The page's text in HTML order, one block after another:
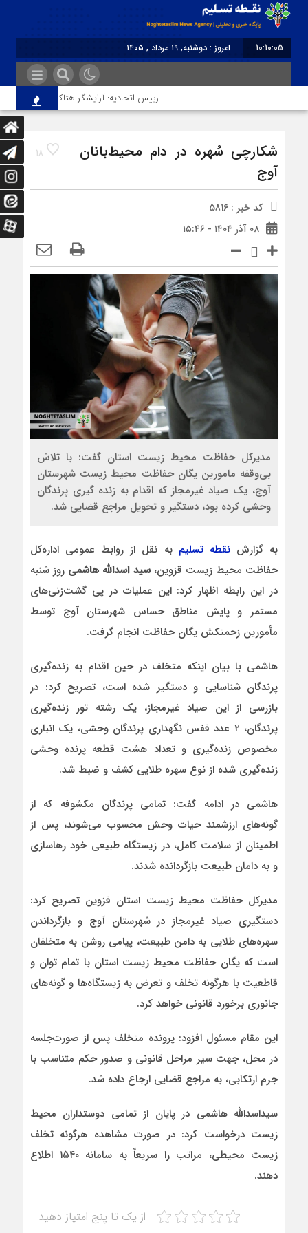
10:10:05
امروز : دوشنبه, ۱۹ مرداد , ۱۴۰۵
رییس اتحادیه: آرایشگر هتاک در قزوین عضو
18
شکارچی سُهره‌ در دام محیط‌بانان
آوج
کد خبر : 5816
۰۸ آذر ۱۴۰۴ - ۱۵:۴۶
مدیرکل حفاظت محیط زیست استان گفت: با تلاش
بی‌وقفه مامورین یگان حفاظت محیط زیست شهرستان
آوج، یک صیاد غیرمجاز که اقدام به زنده گیری پرندگان
وحشی کرده بود، دستگیر و تحویل مراجع قضایی شد.
به گزارشنقطه تسلیم به نقل از روابط عمومی اداره‌کل
حفاظت محیط زیست قزوین،سید اسدالله هاشمی روز شنبه
در این رابطه اظهار کرد: این عملیات در پی گشت‌زنی‌های
مستمر و پایش مناطق حساس شهرستان آوج توسط
مأمورین زحمتکش یگان حفاظت انجام گرفت.
هاشمی با بیان اینکه متخلف در حین اقدام به زنده‌گیری
پرندگان شناسایی و دستگیر شده است، تصریح کرد: در
بازرسی از این صیاد غیرمجاز، یک رشته تور زنده‌گیری
پرندگان، ۲ عدد قفس نگهداری پرندگان وحشی، یک انباری
مخصوص زنده‌گیری و تعداد هشت قطعه پرنده وحشی
زنده‌گیری شده از نوع سهره طلایی کشف و ضبط شد.
هاشمی در ادامه گفت: تمامی پرندگان مکشوفه که از
گونه‌های ارزشمند حیات وحش محسوب می‌شوند، پس از
اطمینان از سلامت کامل، در زیستگاه طبیعی خود رهاسازی
و به دامان طبیعت بازگردانده شدند.
مدیرکل حفاظت محیط زیست استان قزوین تصریح کرد:
دستگیری صیاد غیرمجاز در شهرستان آوج و بازگرداندن
سهره‌های طلایی به دامن طبیعت، پیامی روشن به متخلفان
است که یگان حفاظت محیط زیست استان با تمام توان و
قاطعیت با هرگونه تخلف و تعرض به زیستگاه‌ها و گونه‌های
جانوری برخورد قانونی خواهد کرد.
این مقام مسئول افزود: پرونده متخلف پس از صورت‌جلسه
در محل، جهت سیر مراحل قانونی و صدور حکم متناسب با
جرم ارتکابی، به مراجع قضایی ارجاع داده شد.
سیداسدالله هاشمی در پایان از تمامی دوستداران محیط
زیست درخواست کرد: در صورت مشاهده هرگونه تخلف
زیست محیطی، مراتب را سریعاً به سامانه ۱۵۴۰ اطلاع
دهند.
از یک تا پنج امتیاز دهید